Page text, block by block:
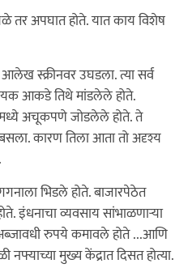
तर अपघात होते. यात काय विशेष
स्क्रीनवर उघडला. त्या सर्व
आकडे तिथे मांडलेले होते.
अचूकपणे जोडलेले होते. ते
बसला. कारण तिला आता तो अदृश्य
भिडले होते. बाजारपेठेत
इंधनाचा व्यवसाय सांभाळणाऱ्या
अब्जावधी रुपये कमावले होते ...आणि
नफ्याच्या मुख्य केंद्रात दिसत होत्या.